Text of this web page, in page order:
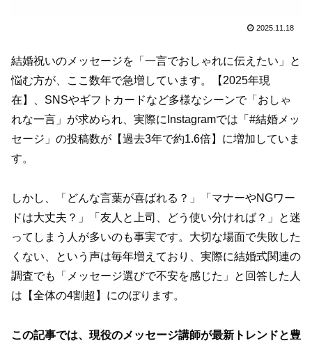
2025.11.18
結婚祝いのメッセージを「一言でおしゃれに伝えたい」と
悩む方が、ここ数年で急増しています。【2025年現
在】、SNSやギフトカードなど多様なシーンで「おしゃ
れな一言」が求められ、実際にInstagramでは「#結婚メッ
セージ」の投稿数が【過去3年で約1.6倍】に増加していま
す。
しかし、「どんな言葉が喜ばれる？」「マナーやNGワー
ドは大丈夫？」「友人と上司、どう使い分ければ？」と迷
ってしまう人が多いのも事実です。大切な場面で失敗した
くない、という声は毎年増えており、実際に結婚式関連の
調査でも「メッセージ選びで不安を感じた」と回答した人
は【全体の4割超】にのぼります。
この記事では、現役のメッセージ講師が最新トレンドと豊